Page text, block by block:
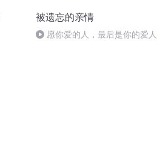
被遗忘的亲情
愿你爱的人，最后是你的爱人